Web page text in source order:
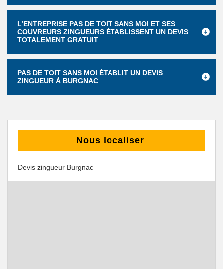
L’ENTREPRISE PAS DE TOIT SANS MOI ET SES
COUVREURS ZINGUEURS ÉTABLISSENT UN DEVIS
TOTALEMENT GRATUIT
PAS DE TOIT SANS MOI ÉTABLIT UN DEVIS
ZINGUEUR À BURGNAC
Nous localiser
Devis zingueur Burgnac